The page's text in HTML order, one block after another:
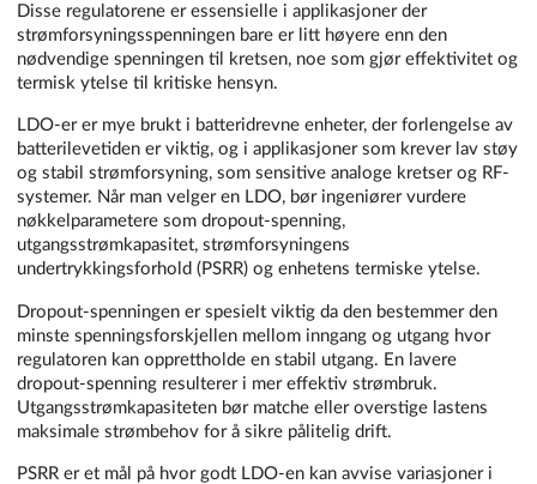
Disse regulatorene er essensielle i applikasjoner der
strømforsyningsspenningen bare er litt høyere enn den
nødvendige spenningen til kretsen, noe som gjør effektivitet og
termisk ytelse til kritiske hensyn.
LDO-er er mye brukt i batteridrevne enheter, der forlengelse av
batterilevetiden er viktig, og i applikasjoner som krever lav støy
og stabil strømforsyning, som sensitive analoge kretser og RF-
systemer. Når man velger en LDO, bør ingeniører vurdere
nøkkelparametere som dropout-spenning,
utgangsstrømkapasitet, strømforsyningens
undertrykkingsforhold (PSRR) og enhetens termiske ytelse.
Dropout-spenningen er spesielt viktig da den bestemmer den
minste spenningsforskjellen mellom inngang og utgang hvor
regulatoren kan opprettholde en stabil utgang. En lavere
dropout-spenning resulterer i mer effektiv strømbruk.
Utgangsstrømkapasiteten bør matche eller overstige lastens
maksimale strømbehov for å sikre pålitelig drift.
PSRR er et mål på hvor godt LDO-en kan avvise variasjoner i